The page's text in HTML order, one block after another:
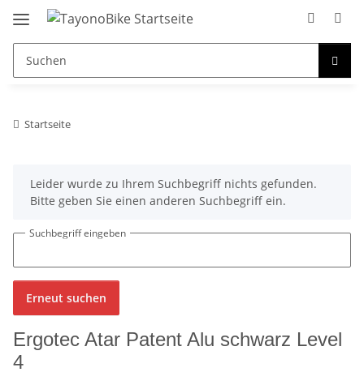
Startseite
xLeider wurde zu Ihrem Suchbegriff nichts gefunden.
Bitte geben Sie einen anderen Suchbegriff ein.
Suchbegriff eingeben
Erneut suchen
Ergotec Atar Patent Alu schwarz Level
4